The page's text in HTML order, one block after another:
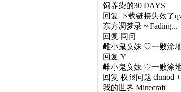
饲养染的30 DAYS
回复 下载链接失效了
东方凋梦录 ~ Fading...
回复 同问
雌小鬼义妹 ♡一败涂
回复 Y
雌小鬼义妹 ♡一败涂
回复 权限问题 chmod
我的世界 Minecraft